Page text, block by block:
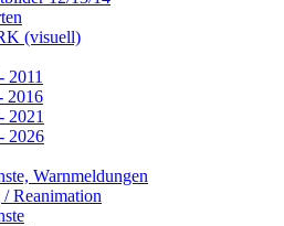
(visuell)
2011
2016
2021
2026
Warnmeldungen
Reanimation